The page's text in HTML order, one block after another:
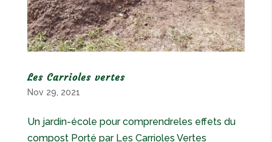
Les Carrioles vertes
Nov 29, 2021
Un jardin-école pour comprendreles effets du
compost Porté par Les Carrioles Vertes